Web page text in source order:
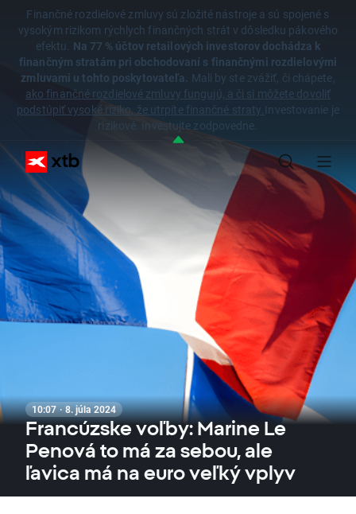
Finančné rozdielové zmluvy sú zložité nástroje a sú spojené s
vysokým rizikom rýchlych finančných strát v dôsledku pákového
efektu. Na 77 % účtov retailových investorov dochádza k
finančným stratám pri obchodovaní s finančnými rozdielovými
zmluvami u tohto poskytovateľa. Mali by ste zvážiť, či chápete,
ako finančné rozdielové zmluvy fungujú, a či si môžete dovoliť
podstúpiť vysoké riziko, že utrpíte finančné straty. Investovanie je
rizikové. Investujte zodpovedne.
10:07 · 8. júla 2024
Francúzske voľby: Marine Le
Penová to má za sebou, ale
ľavica má na euro veľký vplyv